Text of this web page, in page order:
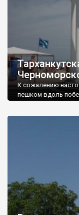
К сожалению
пешком вдоль